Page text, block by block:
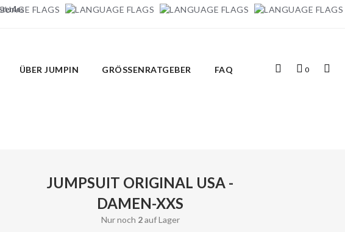
Mein
0
ÜBER JUMPIN GRÖSSENRATGEBER FAQ
JUMPSUIT ORIGINAL USA -
DAMEN-XXS
Nur noch 2auf Lager